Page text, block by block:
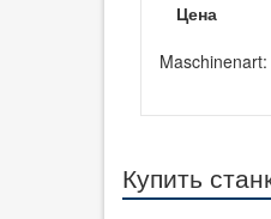
Цена
Купить